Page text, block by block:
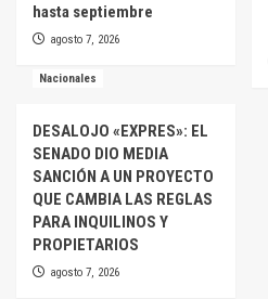
hasta septiembre
agosto 7, 2026
Nacionales
DESALOJO «EXPRES»: EL
SENADO DIO MEDIA
SANCIÓN A UN PROYECTO
QUE CAMBIA LAS REGLAS
PARA INQUILINOS Y
PROPIETARIOS
agosto 7, 2026